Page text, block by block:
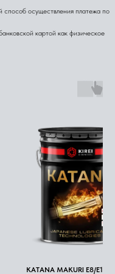
осуществления платежа по
картой как физическое
KATANA MAKURI E8/E11